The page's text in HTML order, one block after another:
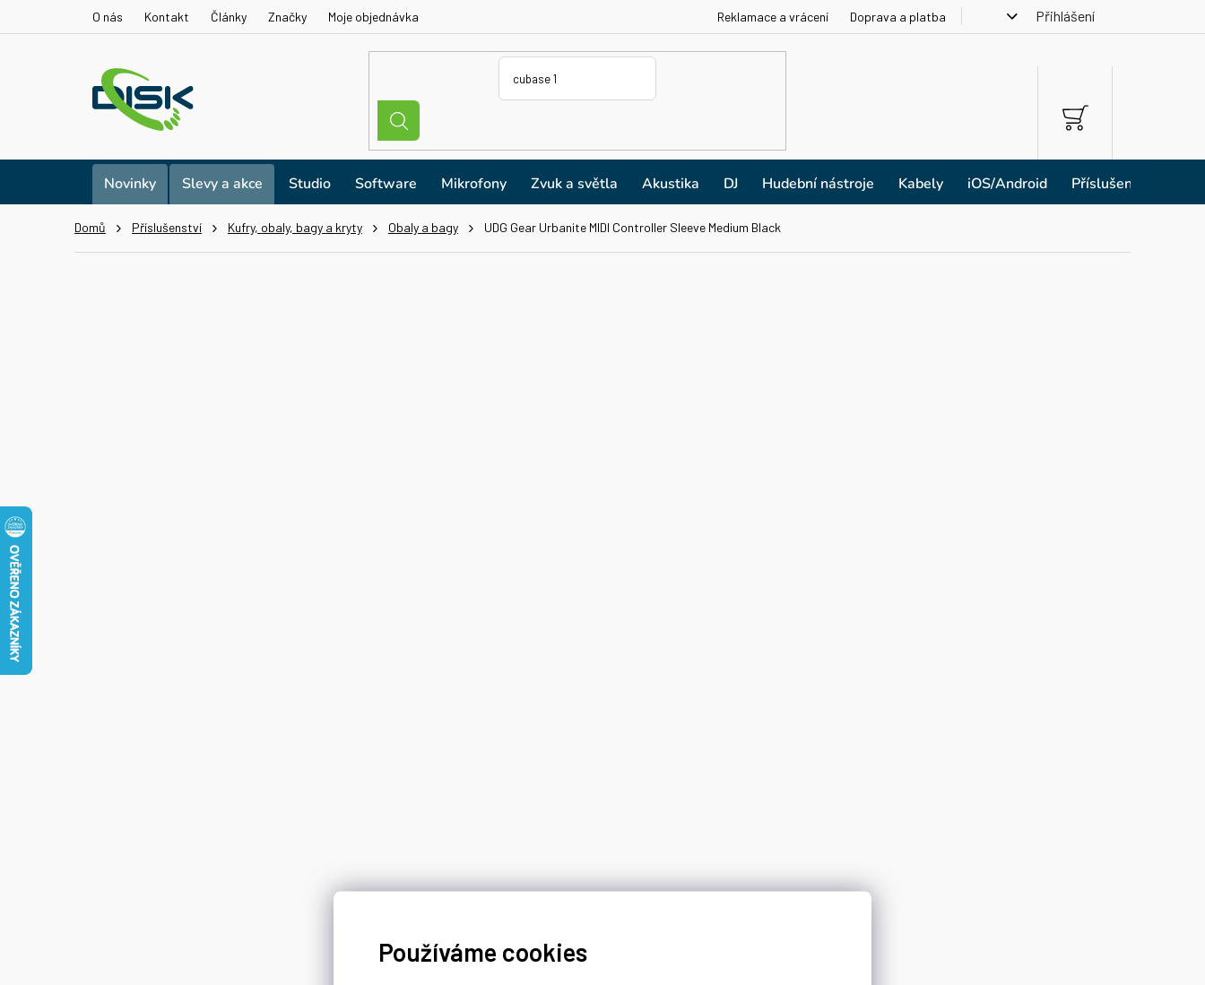
Používáme cookies
O nás Kontakt Články Značky Moje objednávka Reklamace a vrácení Doprava a platba Přihlášení
NÁKUPNÍ
KOŠÍK
Novinky Slevy a akce Studio Software Mikrofony Zvuk a světla Akustika DJ Hudební nástroje Kabely iOS/Android Příslušenství
Domů Příslušenství Kufry, obaly, bagy a kryty Obaly a bagy UDG Gear Urbanite MIDI Controller Sleeve Medium Black